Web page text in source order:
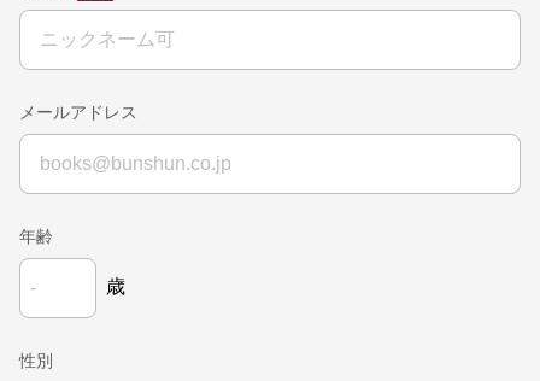
メールアドレス
年齢
歳
性別